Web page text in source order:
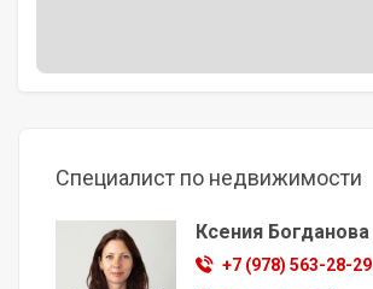
Специалист по недвижимости
Ксения Богданова
+7 (978) 563-28-29